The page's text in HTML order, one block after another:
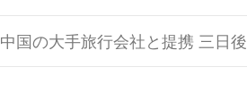
中国の大手旅行会社と提携 三日後